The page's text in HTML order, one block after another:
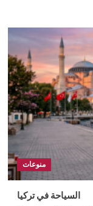
منوعات
السياحة في تركيا